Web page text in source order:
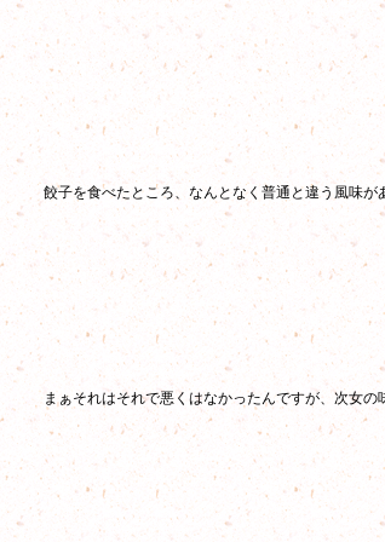
餃子を食べたところ、なんとなく普通と違う風味が
まぁそれはそれで悪くはなかったんですが、次女の